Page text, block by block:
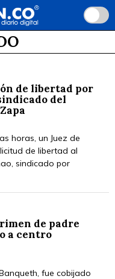
de libertad por
del
horas, un Juez de
de libertad al
sindicado por
de padre
a centro
fue cobijado